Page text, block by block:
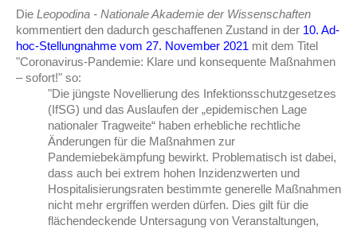
Die Leopodina - Nationale Akademie der Wissenschaften
kommentiert den dadurch geschaffenen Zustand in der 10. Ad-
hoc-Stellungnahme vom 27. November 2021 mit dem Titel
"Coronavirus-Pandemie: Klare und konsequente Maßnahmen
– sofort!" so:
"Die jüngste Novellierung des Infektionsschutzgesetzes
(IfSG) und das Auslaufen der „epidemischen Lage
nationaler Tragweite“ haben erhebliche rechtliche
Änderungen für die Maßnahmen zur
Pandemiebekämpfung bewirkt. Problematisch ist dabei,
dass auch bei extrem hohen Inzidenzwerten und
Hospitalisierungsraten bestimmte generelle Maßnahmen
nicht mehr ergriffen werden dürfen. Dies gilt für die
flächendeckende Untersagung von Veranstaltungen,